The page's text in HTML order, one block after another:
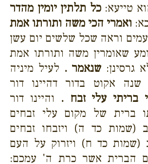
טייעא:כל תלתין יומין מהדר
ואמרי הכי משה ותורתו אמת
וראה שכל שלשים יום עשן
שאומרין משה ותורתו אמת
גרסינן: שנאמר . לעיל מיניה
אקוט בדור דהיינו דור
בריתי עלי זבח . והיינו דור
ברית של מקום עלי זבחים
(שמות כד ה) ויזבחו זבחים
(שמות כד ח) ויזרוק על העם
הברית אשר כרת ה' עמכם: